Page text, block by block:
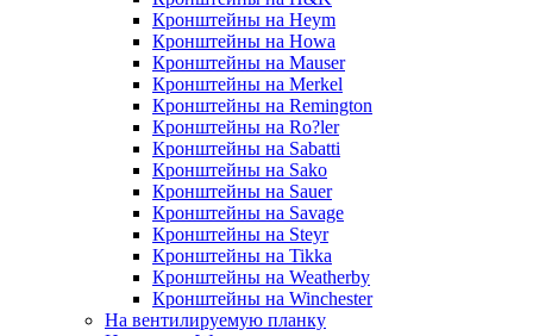
Кронштейны на Heym
Кронштейны на Howa
Кронштейны на Mauser
Кронштейны на Merkel
Кронштейны на Remington
Кронштейны на Ro?ler
Кронштейны на Sabatti
Кронштейны на Sako
Кронштейны на Sauer
Кронштейны на Savage
Кронштейны на Steyr
Кронштейны на Tikka
Кронштейны на Weatherby
Кронштейны на Winchester
На вентилируемую планку